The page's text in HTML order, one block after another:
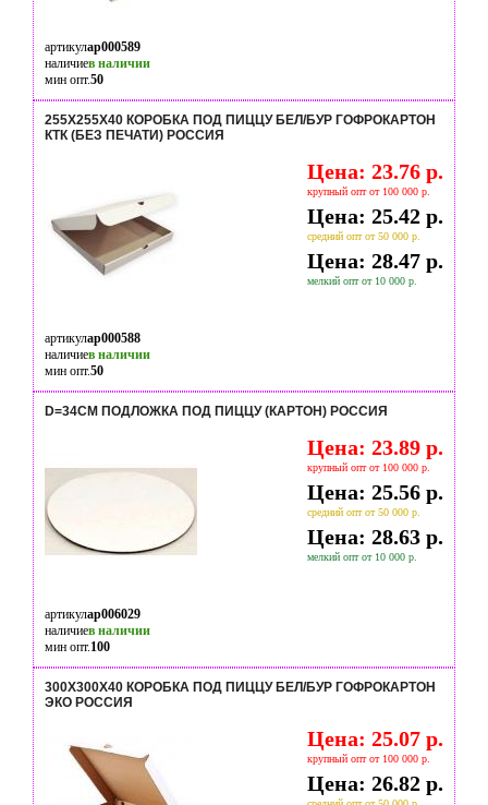
артикулap000589
наличиев наличии
мин опт.50
255Х255Х40 КОРОБКА ПОД ПИЦЦУ БЕЛ/БУР ГОФРОКАРТОН
КТК (БЕЗ ПЕЧАТИ) РОССИЯ
Цена: 23.76 р.
крупный опт от 100 000 р.
Цена: 25.42 р.
средний опт от 50 000 р.
Цена: 28.47 р.
мелкий опт от 10 000 р.
артикулap000588
наличиев наличии
мин опт.50
D=34СМ ПОДЛОЖКА ПОД ПИЦЦУ (КАРТОН) РОССИЯ
Цена: 23.89 р.
крупный опт от 100 000 р.
Цена: 25.56 р.
средний опт от 50 000 р.
Цена: 28.63 р.
мелкий опт от 10 000 р.
артикулap006029
наличиев наличии
мин опт.100
300Х300Х40 КОРОБКА ПОД ПИЦЦУ БЕЛ/БУР ГОФРОКАРТОН
ЭКО РОССИЯ
Цена: 25.07 р.
крупный опт от 100 000 р.
Цена: 26.82 р.